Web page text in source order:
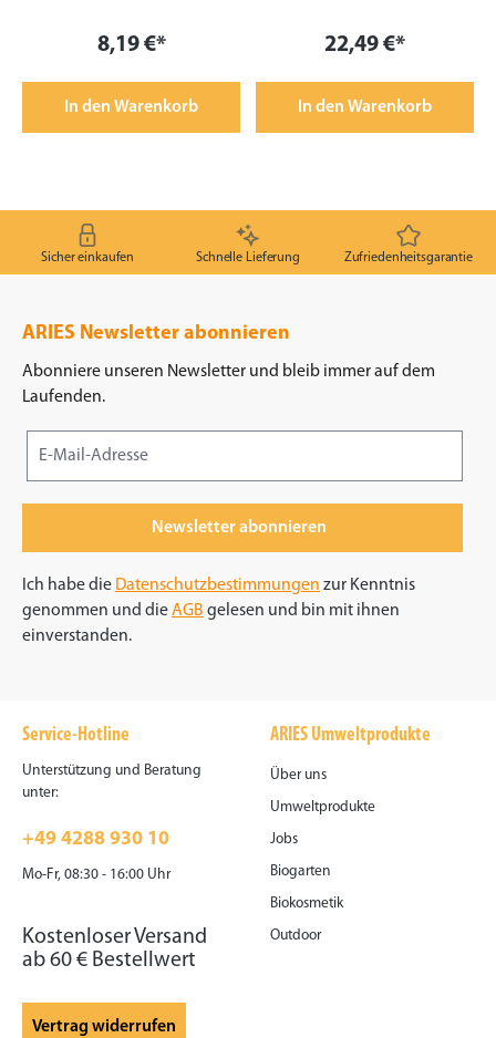
8,19 €*
In den Warenkorb
22,49 €*
In den Warenkorb
Sicher einkaufen Schnelle Lieferung Zufriedenheitsgarantie
ARIES Newsletter abonnieren
Abonniere unseren Newsletter und bleib immer auf dem
Laufenden.
Newsletter abonnieren
Ich habe die Datenschutzbestimmungen zur Kenntnis
genommen und dieAGB gelesen und bin mit ihnen
einverstanden.
Service-Hotline
Unterstützung und Beratung
unter:
+49 4288 930 10
Mo-Fr, 08:30 - 16:00 Uhr
Kostenloser Versand
ab 60 € Bestellwert
Vertrag widerrufen
ARIES Umweltprodukte
Über uns
Umweltprodukte
Jobs
Biogarten
Biokosmetik
Outdoor